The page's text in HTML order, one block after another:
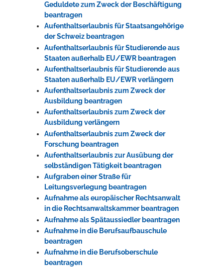
Geduldete zum Zweck der Beschäftigung
beantragen
Aufenthaltserlaubnis für Staatsangehörige
der Schweiz beantragen
Aufenthaltserlaubnis für Studierende aus
Staaten außerhalb EU/EWR beantragen
Aufenthaltserlaubnis für Studierende aus
Staaten außerhalb EU/EWR verlängern
Aufenthaltserlaubnis zum Zweck der
Ausbildung beantragen
Aufenthaltserlaubnis zum Zweck der
Ausbildung verlängern
Aufenthaltserlaubnis zum Zweck der
Forschung beantragen
Aufenthaltserlaubnis zur Ausübung der
selbständigen Tätigkeit beantragen
Aufgraben einer Straße für
Leitungsverlegung beantragen
Aufnahme als europäischer Rechtsanwalt
in die Rechtsanwaltskammer beantragen
Aufnahme als Spätaussiedler beantragen
Aufnahme in die Berufsaufbauschule
beantragen
Aufnahme in die Berufsoberschule
beantragen